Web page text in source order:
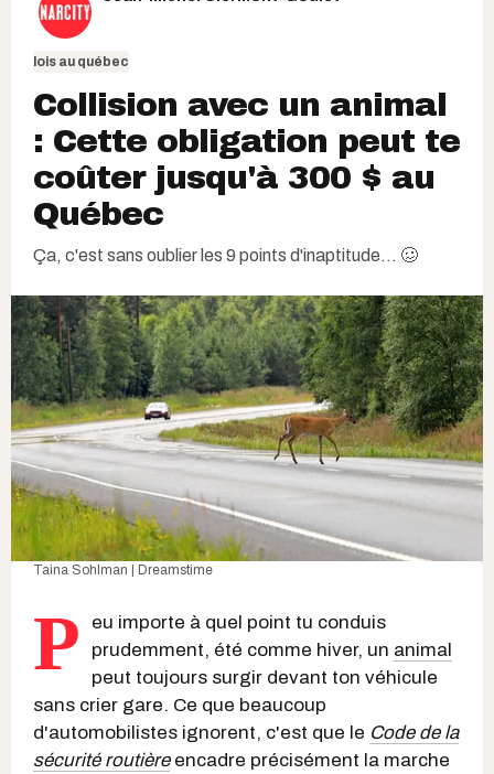
lois au québec
Collision avec un animal
: Cette obligation peut te
coûter jusqu'à 300 $ au
Québec
Ça, c'est sans oublier les 9 points d'inaptitude... 🥴
Taina Sohlman | Dreamstime
P
eu importe à quel point tu conduis
prudemment, été comme hiver, un animal
peut toujours surgir devant ton véhicule
sans crier gare. Ce que beaucoup
d'automobilistes ignorent, c'est que le Code de la
sécurité routièreencadre précisément la marche